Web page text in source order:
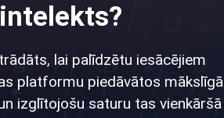
lai palīdzētu iesācējiem
platformu piedāvātos mākslīgā
izglītojošu saturu tas vienkāršā